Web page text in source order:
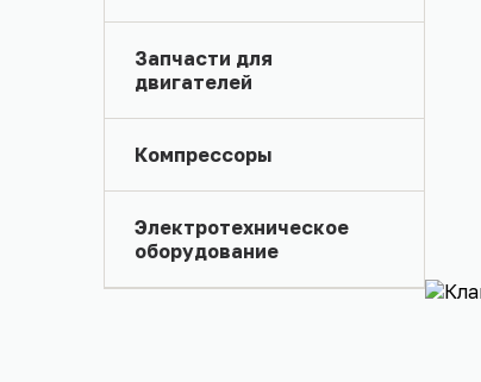
Запчасти для
двигателей
Компрессоры
Электротехническое
оборудование